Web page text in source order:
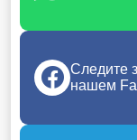
Следите
нашем